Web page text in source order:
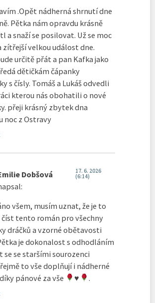
.Opět nádherná shrnutí dne
Pětka nám opravdu krásně
a snaží se posilovat. Už se moc
zítřejší velkou událost dne.
určitě přát a pan Kafka jako
dětičkám čápanky
s čísly. Tomáš a Lukáš odvedli
kterou nás obohatili o nové
přeji krásný zbytek dna
noc z Ostravy
Dobšová
17. 6. 2026
(6:14)
všem, musím uznat, že je to
číst tento román pro všechny
dráčků a vzorné obětavosti
je dokonalost s odhodláním
se se staršími sourozenci
to vše doplňují i nádherné
pánové za vše
♥️ .